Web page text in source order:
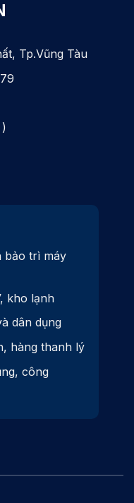
Tp.Vũng Tàu
bảo trì máy
kho lạnh
dân dụng
hàng thanh lý
công